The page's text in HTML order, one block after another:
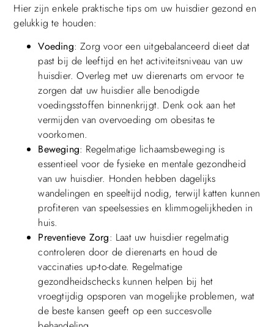
Hier zijn enkele praktische tips om uw huisdier gezond en
gelukkig te houden:
Voeding: Zorg voor een uitgebalanceerd dieet dat
past bij de leeftijd en het activiteitsniveau van uw
huisdier. Overleg met uw dierenarts om ervoor te
zorgen dat uw huisdier alle benodigde
voedingsstoffen binnenkrijgt. Denk ook aan het
vermijden van overvoeding om obesitas te
voorkomen.
Beweging: Regelmatige lichaamsbeweging is
essentieel voor de fysieke en mentale gezondheid
van uw huisdier. Honden hebben dagelijks
wandelingen en speeltijd nodig, terwijl katten kunnen
profiteren van speelsessies en klimmogelijkheden in
huis.
Preventieve Zorg: Laat uw huisdier regelmatig
controleren door de dierenarts en houd de
vaccinaties up-to-date. Regelmatige
gezondheidschecks kunnen helpen bij het
vroegtijdig opsporen van mogelijke problemen, wat
de beste kansen geeft op een succesvolle